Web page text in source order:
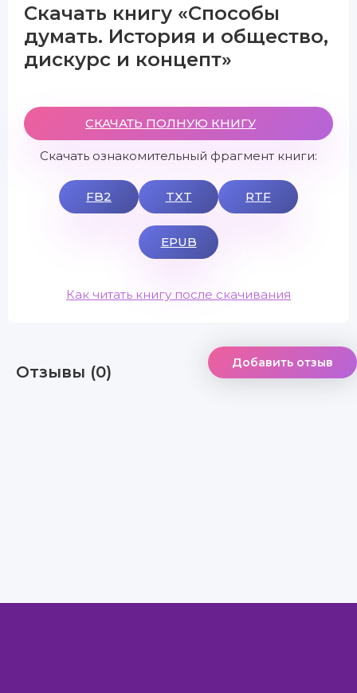
Скачать книгу «Способы
думать. История и общество,
дискурс и концепт»
СКАЧАТЬ ПОЛНУЮ КНИГУ
Скачать ознакомительный фрагмент книги:
FB2 TXT RTF
EPUB
Как читать книгу после скачивания
Отзывы (0) Добавить отзыв